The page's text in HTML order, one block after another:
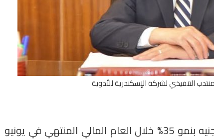
التنفيذي لشركة الإسكندرية للأدوية
«الإسكندرية للأدوية» تحقق أرباح 528 مليون جنيه بنمو 35% خلال العام المالي المنتهي في يونيو